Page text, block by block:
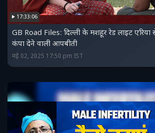
17:33:06
GB Road Files: दिल्ली के मशहूर रेड लाइट
कंपा देने वाली आपबीती
मई 02, 2025 17:50 pm IST